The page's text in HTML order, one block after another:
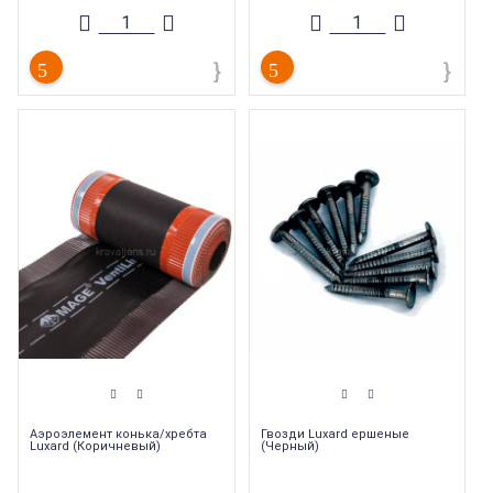
Аэроэлемент конька/хребта
Luxard (Коричневый)
Гвозди Luxard ершеные
(Черный)